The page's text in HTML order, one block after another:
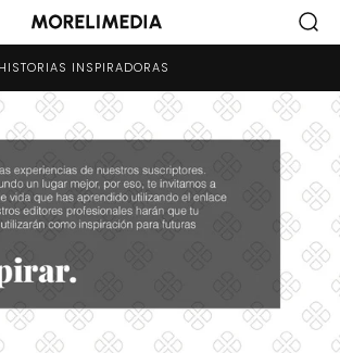
HISTORIAS INSPIRADORAS